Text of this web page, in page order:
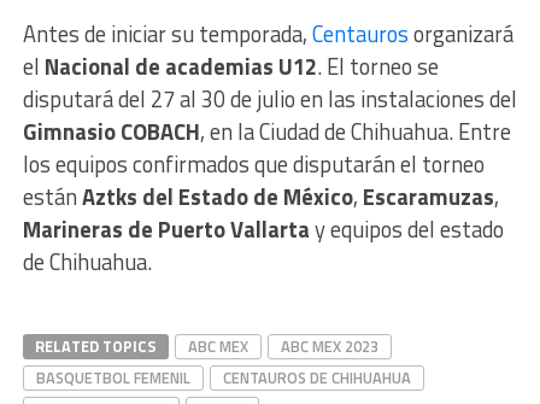
Antes de iniciar su temporada,Centaurosorganizará
el Nacional de academias U12. El torneo se
disputará del 27 al 30 de julio en las instalaciones del
Gimnasio COBACH, en la Ciudad de Chihuahua. Entre
los equipos confirmados que disputarán el torneo
estánAztks del Estado de México, Escaramuzas,
Marineras de Puerto Vallartay equipos del estado
de Chihuahua.
RELATED TOPICS ABC MEX
ABC MEX 2023
BASQUETBOL FEMENIL
CENTAUROS DE CHIHUAHUA